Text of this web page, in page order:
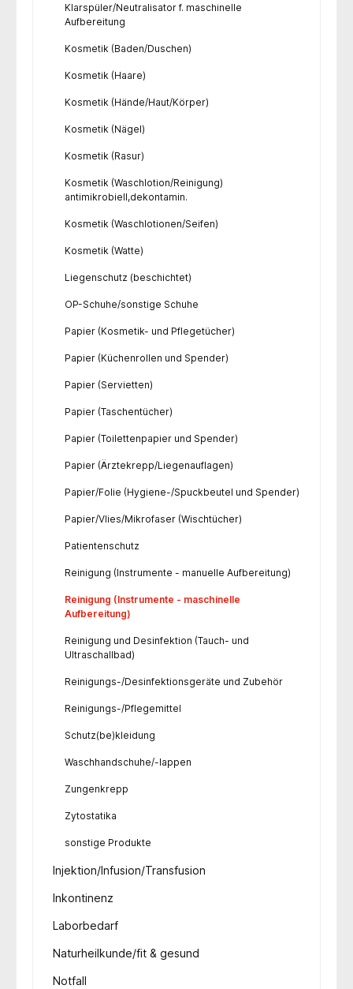
Klarspüler/Neutralisator f. maschinelle
Aufbereitung
Kosmetik (Baden/Duschen)
Kosmetik (Haare)
Kosmetik (Hände/Haut/Körper)
Kosmetik (Nägel)
Kosmetik (Rasur)
Kosmetik (Waschlotion/Reinigung)
antimikrobiell,dekontamin.
Kosmetik (Waschlotionen/Seifen)
Kosmetik (Watte)
Liegenschutz (beschichtet)
OP-Schuhe/sonstige Schuhe
Papier (Kosmetik- und Pflegetücher)
Papier (Küchenrollen und Spender)
Papier (Servietten)
Papier (Taschentücher)
Papier (Toilettenpapier und Spender)
Papier (Ärztekrepp/Liegenauflagen)
Papier/Folie (Hygiene-/Spuckbeutel und Spender)
Papier/Vlies/Mikrofaser (Wischtücher)
Patientenschutz
Reinigung (Instrumente - manuelle Aufbereitung)
Reinigung (Instrumente - maschinelle
Aufbereitung)
Reinigung und Desinfektion (Tauch- und
Ultraschallbad)
Reinigungs-/Desinfektionsgeräte und Zubehör
Reinigungs-/Pflegemittel
Schutz(be)kleidung
Waschhandschuhe/-lappen
Zungenkrepp
Zytostatika
sonstige Produkte
Injektion/Infusion/Transfusion
Inkontinenz
Laborbedarf
Naturheilkunde/fit & gesund
Notfall